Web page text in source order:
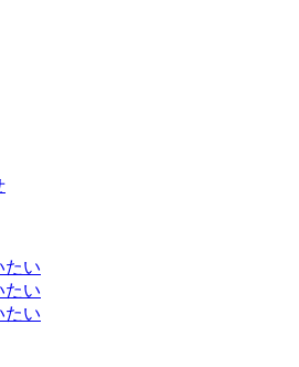
たい
たい
たい